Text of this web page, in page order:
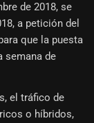
de 2018, se
a petición del
que la puesta
semana de
el tráfico de
o híbridos,